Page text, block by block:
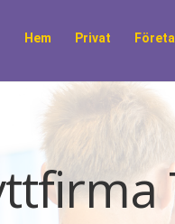
Hem Privat